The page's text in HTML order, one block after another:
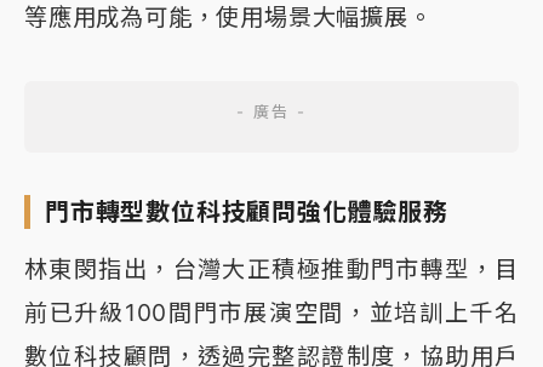
等應用成為可能，使用場景大幅擴展。
門市轉型數位科技顧問強化體驗服務
林東閔指出，台灣大正積極推動門市轉型，目
前已升級100間門市展演空間，並培訓上千名
數位科技顧問，透過完整認證制度，協助用戶